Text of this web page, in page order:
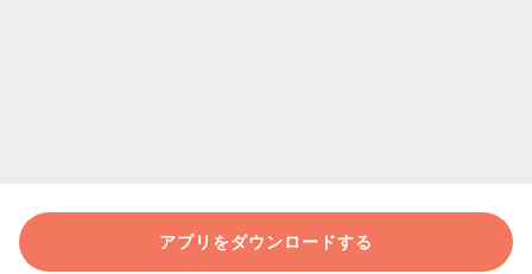
アプリをダウンロードする